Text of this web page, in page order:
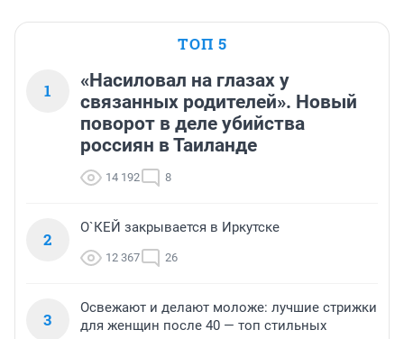
ТОП 5
1
«Насиловал на глазах у
связанных родителей». Новый
поворот в деле убийства
россиян в Таиланде
14 192 8
2
О`КЕЙ закрывается в Иркутске
12 367 26
3
Освежают и делают моложе: лучшие стрижки
для женщин после 40 — топ стильных